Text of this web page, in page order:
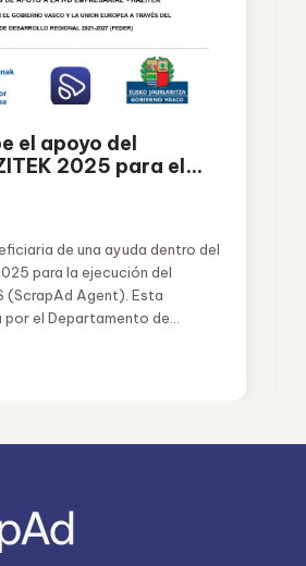
el apoyo del
2025 para el
SCAGENTS
de una ayuda dentro del
para la ejecución del
(ScrapAd Agent). Esta
el Departamento de
un respaldo fundamental a